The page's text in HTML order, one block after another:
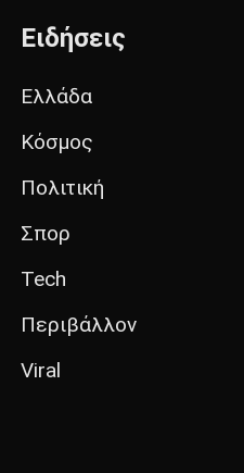
Ειδήσεις
Ελλάδα
Κόσμος
Πολιτική
Σπορ
Tech
Περιβάλλον
Viral